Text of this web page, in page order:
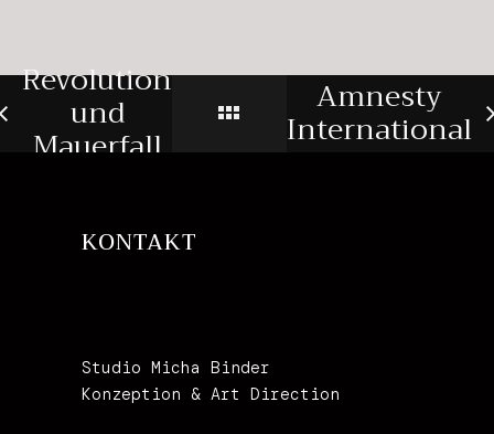
Revolution
und
Mauerfall
Amnesty
International
KONTAKT
Studio Micha Binder
Konzeption & Art Direction